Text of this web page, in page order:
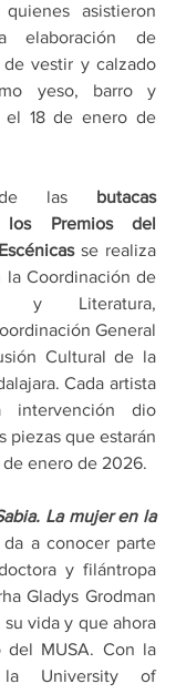
asistieron
elaboración de
vestir y calzado
yeso, barro y
el 18 de enero de
de las butacas
los Premios del
se realiza
la Coordinación de
y Literatura,
General
Cultural de la
Cada artista
intervención dio
piezas que estarán
de enero de 2026.
La mujer en la
a conocer parte
y filántropa
Gladys Grodman
vida y que ahora
del MUSA. Con la
la University of